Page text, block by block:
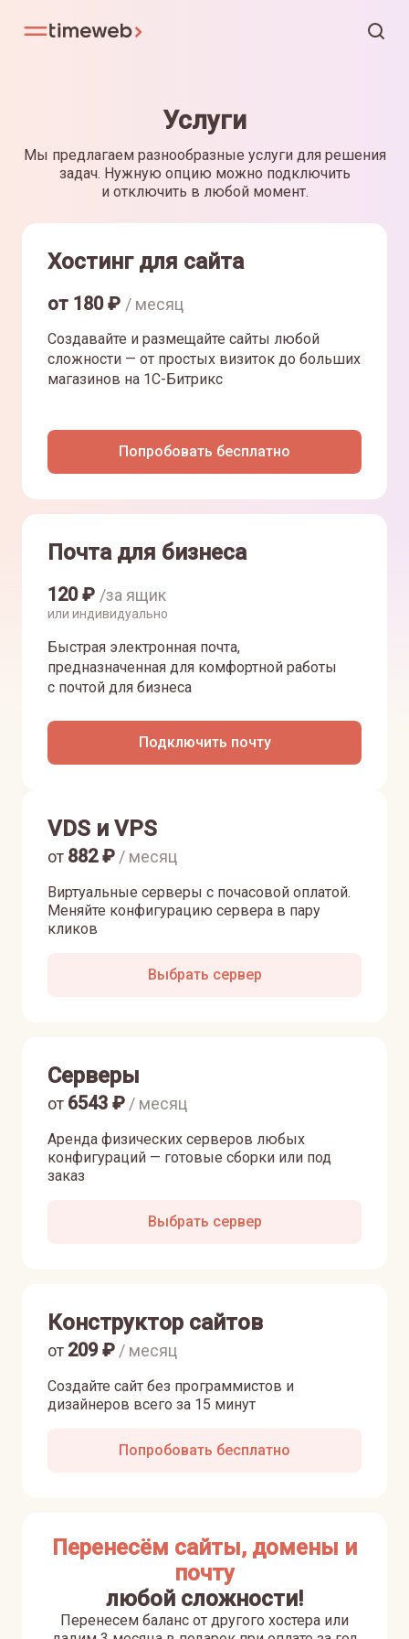
Услуги
Мы предлагаем разнообразные услуги для решения
задач. Нужную опцию можно подключить
и отключить в любой момент.
Хостинг для сайта
от 180₽ / месяц
Создавайте и размещайте сайты любой
сложности — от простых визиток до больших
магазинов на 1С-Битрикс
Попробовать бесплатно
Почта для бизнеса
120₽ /за ящик
или индивидуально
Быстрая электронная почта,
предназначенная для комфортной работы
с почтой для бизнеса
Подключить почту
VDS и VPS
Виртуальные серверы с почасовой оплатой.
Меняйте конфигурацию сервера в пару
кликов
от 882₽ / месяц
Выбрать сервер
Серверы
Аренда физических серверов любых
конфигураций — готовые сборки или под
заказ
от 6543 ₽ / месяц
Выбрать сервер
Конструктор сайтов
Создайте сайт без программистов и
дизайнеров всего за 15 минут
от 209₽ / месяц
Попробовать бесплатно
Перенесём сайты, домены и
почту
любой сложности!
Перенесем баланс от другого хостера или